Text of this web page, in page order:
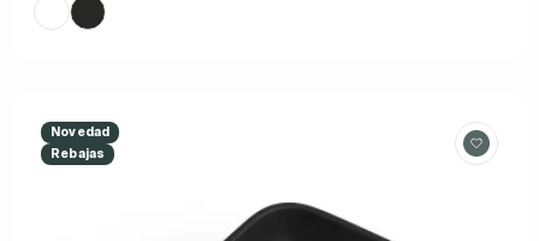
Novedad
Rebajas